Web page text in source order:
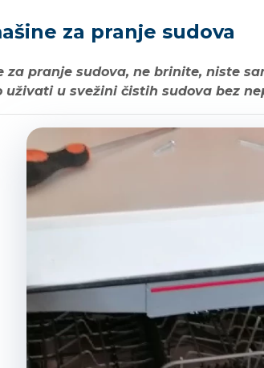
za pranje sudova
pranje sudova, ne brinite, niste
u svežini čistih sudova bez